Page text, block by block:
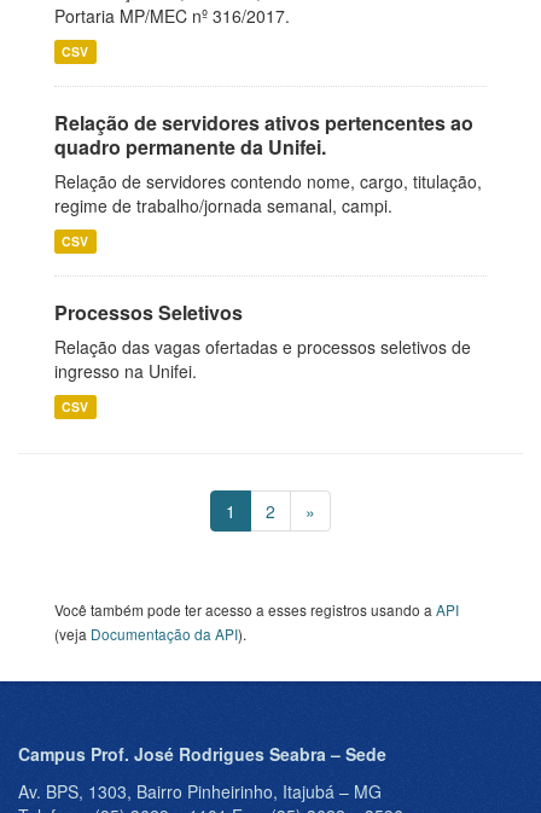
Portaria MP/MEC nº 316/2017.
CSV
Relação de servidores ativos pertencentes ao
quadro permanente da Unifei.
Relação de servidores contendo nome, cargo, titulação,
regime de trabalho/jornada semanal, campi.
CSV
Processos Seletivos
Relação das vagas ofertadas e processos seletivos de
ingresso na Unifei.
CSV
1 2 »
Você também pode ter acesso a esses registros usando a API
(veja Documentação da API).
Campus Prof. José Rodrigues Seabra – Sede
Av. BPS, 1303, Bairro Pinheirinho, Itajubá – MG